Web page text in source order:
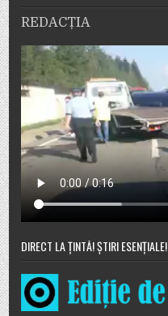
REDACȚIA
DIRECT LA ȚINTĂ! ȘTIRI ESENȚIALE!